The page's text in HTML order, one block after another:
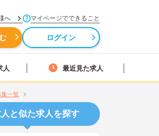
へ マイページでできること
ログイン
人 最近見た求人
集一覧
と似た求人を探す